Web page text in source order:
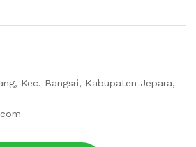
Kec. Bangsri, Kabupaten Jepara,